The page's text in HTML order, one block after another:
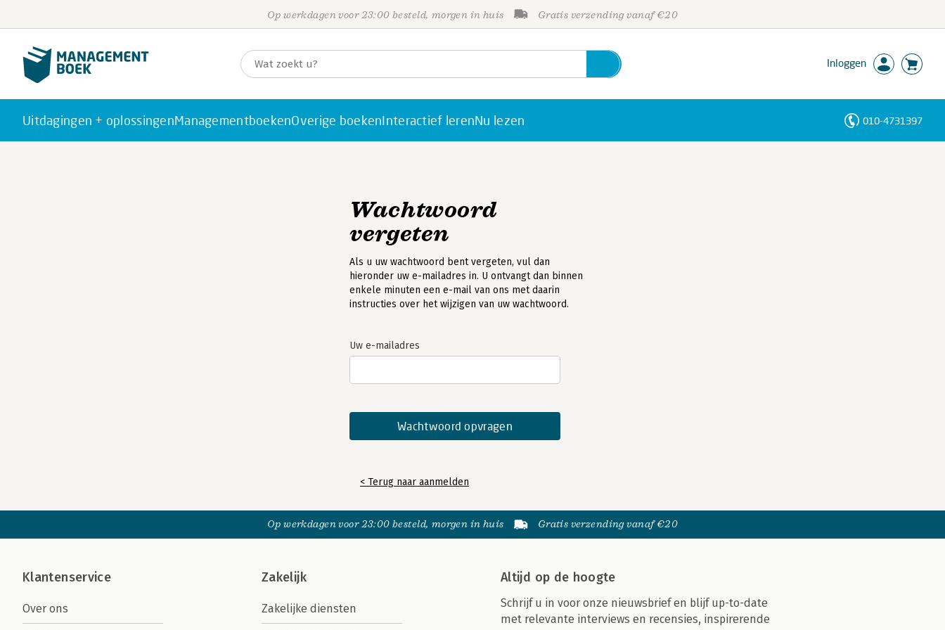
Op werkdagen voor 23:00 besteld, morgen in huis Gratis verzending vanaf €20
Inloggen
Uitdagingen + oplossingenManagementboekenOverige boekenInteractief lerenNu lezen 010-4731397
Wachtwoord
vergeten
Als u uw wachtwoord bent vergeten, vul dan
hieronder uw e-mailadres in. U ontvangt dan binnen
enkele minuten een e-mail van ons met daarin
instructies over het wijzigen van uw wachtwoord.
Uw e-mailadres
< Terug naar aanmelden
Op werkdagen voor 23:00 besteld, morgen in huis Gratis verzending vanaf €20
Klantenservice
Over ons
Zakelijk
Zakelijke diensten
Altijd op de hoogte
Schrijf u in voor onze nieuwsbrief en blijf up-to-date
met relevante interviews en recensies, inspirerende
Personen